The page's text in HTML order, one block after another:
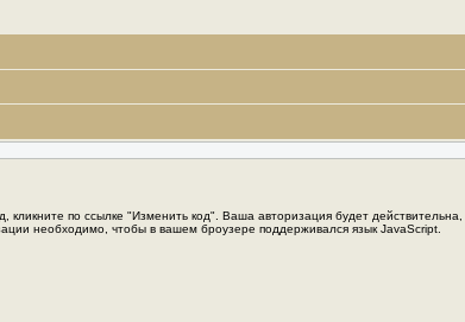
по ссылке "Изменить код". Ваша авторизация будет действительна,
необходимо, чтобы в вашем броузере поддерживался язык JavaScript.